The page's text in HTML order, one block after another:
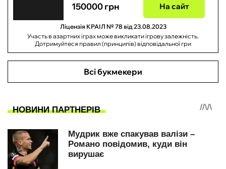
150000 грн На сайт
Ліцензія КРАІЛ № 78 від 23.08.2023
Участь в азартних іграх може викликати ігрову залежність.
Дотримуйтеся правил (принципів) відповідальної гри
Всі букмекери